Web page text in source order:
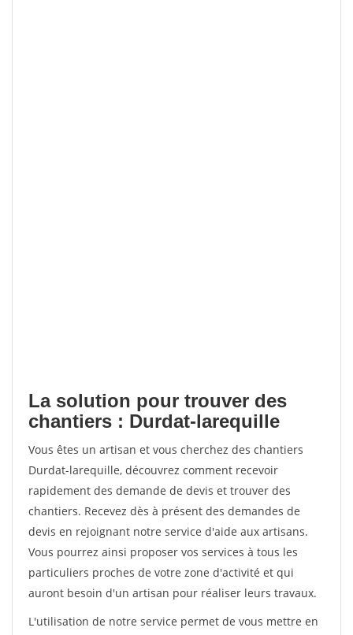
La solution pour trouver des
chantiers : Durdat-larequille
Vous êtes un artisan et vous cherchez des chantiers
Durdat-larequille, découvrez comment recevoir
rapidement des demande de devis et trouver des
chantiers. Recevez dès à présent des demandes de
devis en rejoignant notre service d'aide aux artisans.
Vous pourrez ainsi proposer vos services à tous les
particuliers proches de votre zone d'activité et qui
auront besoin d'un artisan pour réaliser leurs travaux.
L'utilisation de notre service permet de vous mettre en